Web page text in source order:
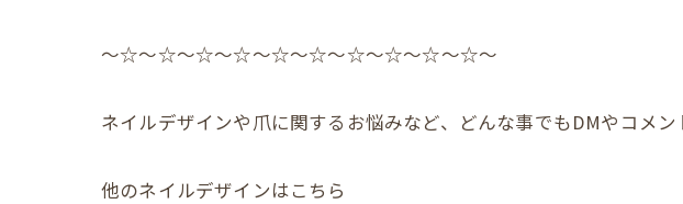
〜☆〜☆〜☆〜☆〜☆〜☆〜☆〜☆〜☆〜☆〜
ネイルデザインや爪に関するお悩みなど、どんな事でもDMやコメ
他のネイルデザインはこちら